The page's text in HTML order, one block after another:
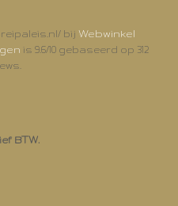
bij Webwinkel
is 9.6/10 gebaseerd op 312
BTW.